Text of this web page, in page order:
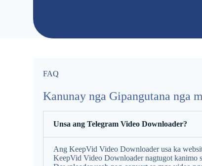
FAQ
Kanunay nga Gipangutana nga
Unsa ang Telegram Video Downloader?
Ang KeepVid Video Downloader usa ka
KeepVid Video Downloader nagtugot kanimo